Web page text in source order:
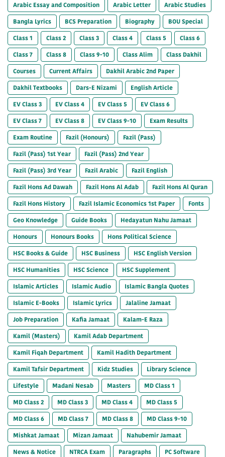
Arabic Essay and Composition
Arabic Letter
Arabic Studies
Bangla Lyrics
BCS Preparation Biography
BOU Special
Class 1
Class 2 Class 3 Class 4 Class 5
Class 6
Class 7
Class 8 Class 9-10 Class Alim
Class Dakhil
Courses
Current Affairs
Dakhil Arabic 2nd Paper
Dakhil Textbooks
Dars-E Nizami
English Article
EV Class 3
EV Class 4 EV Class 5
EV Class 6
EV Class 7
EV Class 8 EV Class 9-10
Exam Results
Exam Routine
Fazil (Honours)
Fazil (Pass)
Fazil (Pass) 1st Year
Fazil (Pass) 2nd Year
Fazil (Pass) 3rd Year
Fazil Arabic
Fazil English
Fazil Hons Ad Dawah
Fazil Hons Al Adab
Fazil Hons Al Quran
Fazil Hons History
Fazil Islamic Economics 1st Paper
Fonts
Geo Knowledge
Guide Books
Hedayatun Nahu Jamaat
Honours
Honours Books
Hons Political Science
HSC Books & Guide
HSC Business
HSC English Version
HSC Humanities
HSC Science
HSC Supplement
Islamic Articles
Islamic Audio
Islamic Bangla Quotes
Islamic E-Books
Islamic Lyrics
Jalaline Jamaat
Job Preparation
Kafia Jamaat
Kalam-E Raza
Kamil (Masters)
Kamil Adab Department
Kamil Fiqah Department
Kamil Hadith Department
Kamil Tafsir Department
Kidz Studies
Library Science
Lifestyle
Madani Nesab Masters
MD Class 1
MD Class 2
MD Class 3 MD Class 4
MD Class 5
MD Class 6
MD Class 7 MD Class 8
MD Class 9-10
Mishkat Jamaat
Mizan Jamaat
Nahubemir Jamaat
News & Notice
NTRCA Exam Paragraphs
PC Software